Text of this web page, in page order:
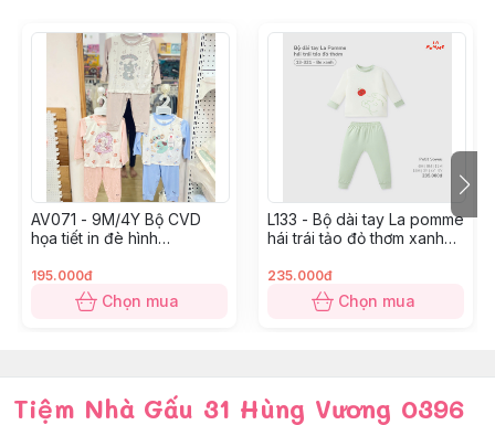
AV071 - 9M/4Y Bộ CVD
họa tiết in đè hình
195.000đ
Chọn mua
L133 - Bộ dài tay La pomme
hái trái tảo đỏ thơm xanh
235.000đ
Chọn mua
Tiệm Nhà Gấu 31 Hùng Vương 0396